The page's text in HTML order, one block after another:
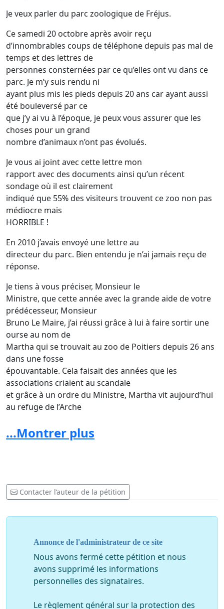
Je veux parler du parc zoologique de Fréjus.
Ce samedi 20 octobre après avoir reçu
d’innombrables coups de téléphone depuis pas mal de
temps et des lettres de
personnes consternées par ce qu’elles ont vu dans ce
parc. Je m’y suis rendu ni
ayant plus mis les pieds depuis 20 ans car ayant aussi
été bouleversé par ce
que j’y ai vu à l’époque, je peux vous assurer que les
choses pour un grand
nombre d’animaux n’ont pas évolués.
Je vous ai joint avec cette lettre mon
rapport avec des documents ainsi qu’un récent
sondage où il est clairement
indiqué que 55% des visiteurs trouvent ce zoo non pas
médiocre mais
HORRIBLE !
En 2010 j’avais envoyé une lettre au
directeur du parc. Bien entendu je n’ai jamais reçu de
réponse.
Je tiens à vous préciser, Monsieur le
Ministre, que cette année avec la grande aide de votre
prédécesseur, Monsieur
Bruno Le Maire, j’ai réussi grâce à lui à faire sortir une
ourse au nom de
Martha qui se trouvait au zoo de Poitiers depuis 26 ans
dans une fosse
épouvantable. Cela faisait des années que les
associations criaient au scandale
et grâce à un ordre du Ministre, Martha vit aujourd’hui
au refuge de l’Arche
J’aimerais Monsieur le Ministre que nous
des associations et des
visiteurs depuis des lustres, à s’engager dans un total
inacceptables !
Je vous ai indiqué dans mon rapport les
changements que j’aimerais voir mis en place par le
...Montrer plus
Contacter l’auteur de la pétition
Annonce de l'administrateur de ce site
Nous avons fermé cette pétition et nous
avons supprimé les informations
personnelles des signataires.
Le règlement général sur la protection des